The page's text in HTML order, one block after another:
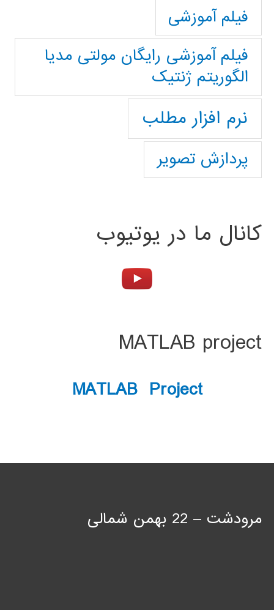
فیلم آموزشی
فیلم آموزشی رایگان مولتی مدیا
الگوریتم ژنتیک
نرم افزار مطلب
پردازش تصویر
کانال ما در یوتیوب
MATLAB project
MATLAB Project
مرودشت – 22 بهمن شمالی